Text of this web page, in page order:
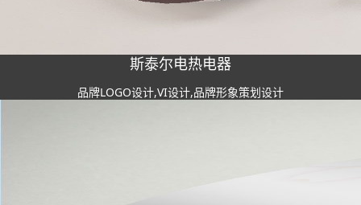
斯泰尔电热电器
品牌LOGO设计,VI设计,品牌形象策划设计